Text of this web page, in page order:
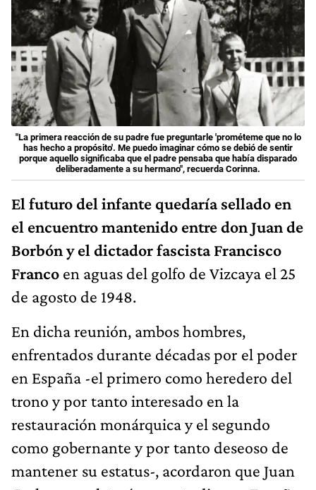
"La primera reacción de su padre fue preguntarle 'prométeme que no lo
has hecho a propósito'. Me puedo imaginar cómo se debió de sentir
porque aquello significaba que el padre pensaba que había disparado
deliberadamente a su hermano", recuerda Corinna.
El futurodel infante quedaría sellado en
el encuentro mantenido entredonJuande
Borbónyel dictador fascistaFrancisco
Franco en aguas del golfo de Vizcaya el 25
de agosto de 1948.
En dicha reunión, ambos hombres,
enfrentados durante décadas por el poder
en España -el primero como heredero del
trono y por tanto interesado en la
restauración monárquica y el segundo
como gobernante y por tanto deseoso de
mantener su estatus-, acordaron que Juan